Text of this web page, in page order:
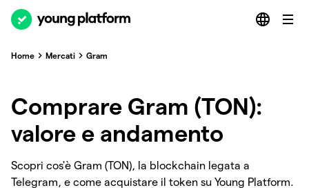
Home Mercati Gram
Comprare Gram (TON):
valore e andamento
Scopri cos'è Gram (TON), la blockchain legata a
Telegram, e come acquistare il token su Young Platform.